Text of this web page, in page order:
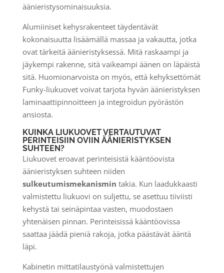
äänieristysominaisuuksia.
Alumiiniset kehysrakenteet täydentävät
kokonaisuutta lisäämällä massaa ja vakautta, jotka
ovat tärkeitä äänieristyksessä. Mitä raskaampi ja
jäykempi rakenne, sitä vaikeampi äänen on läpäistä
sitä. Huomionarvoista on myös, että kehyksettömät
Funky-liukuovet voivat tarjota hyvän äänieristyksen
laminaattipinnoitteen ja integroidun pyörästön
ansiosta.
KUINKA LIUKUOVET VERTAUTUVAT
PERINTEISIIN OVIIN ÄÄNIERISTYKSEN
SUHTEEN?
Liukuovet eroavat perinteisistä kääntöovista
äänieristyksen suhteen niiden
sulkeutumismekanismin takia. Kun laadukkaasti
valmistettu liukuovi on suljettu, se asettuu tiiviisti
kehystä tai seinäpintaa vasten, muodostaen
yhtenäisen pinnan. Perinteisissä kääntöovissa
saattaa jäädä pieniä rakoja, jotka päästävät ääntä
läpi.
Kabinetin mittatilaustyönä valmistettujen